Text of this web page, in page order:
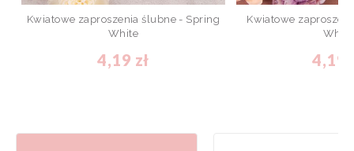
Kwiatowe zaproszenia ślubne - Spring
White
4,19 zł
Kwiatowe
White
4,19